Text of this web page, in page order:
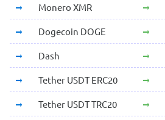
Monero XMR
Dogecoin DOGE
Dash
Tether USDT ERC20
Tether USDT TRC20